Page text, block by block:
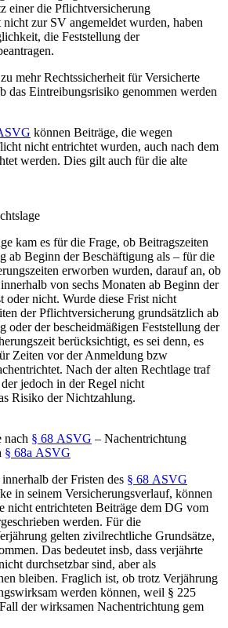
einer die Pflichtversicherung
zur SV angemeldet wurden, haben
die Feststellung der
mehr Rechtssicherheit für Versicherte
das Eintreibungsrisiko genommen werden
können Beiträge, die wegen
nicht entrichtet wurden, auch nach dem
werden. Dies gilt auch für die alte
kam es für die Frage, ob Beitragszeiten
ab Beginn der Beschäftigung als – für die
erworben wurden, darauf an, ob
von sechs Monaten ab Beginn der
oder nicht. Wurde diese Frist nicht
der Pflichtversicherung grundsätzlich ab
oder der bescheidmäßigen Feststellung der
berücksichtigt, es sei denn, es
Zeiten vor der Anmeldung bzw
Nach der alten Rechtlage traf
jedoch in der Regel nicht
Risiko der Nichtzahlung.
nach § 68 ASVG – Nachentrichtung
§ 68a ASVG
der Fristen des § 68 ASVG
in seinem Versicherungsverlauf, können
nicht entrichteten Beiträge dem DG vom
werden. Für die
gelten zivilrechtliche Grundsätze,
Das bedeutet insb, dass verjährte
durchsetzbar sind, aber als
bleiben. Fraglich ist, ob trotz Verjährung
werden können, weil § 225
der wirksamen Nachentrichtung gem